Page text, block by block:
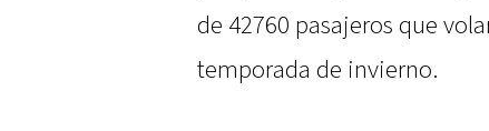
de 42760 pasajeros que
temporada de invierno.